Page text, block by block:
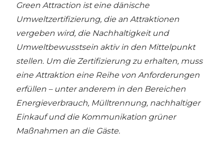
Green Attraction ist eine dänische
Umweltzertifizierung, die an Attraktionen
vergeben wird, die Nachhaltigkeit und
Umweltbewusstsein aktiv in den Mittelpunkt
stellen. Um die Zertifizierung zu erhalten, muss
eine Attraktion eine Reihe von Anforderungen
erfüllen – unter anderem in den Bereichen
Energieverbrauch, Mülltrennung, nachhaltiger
Einkauf und die Kommunikation grüner
Maßnahmen an die Gäste.